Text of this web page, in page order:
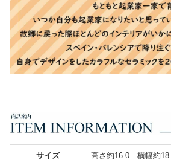
サイズ 高さ約16.0 横幅約